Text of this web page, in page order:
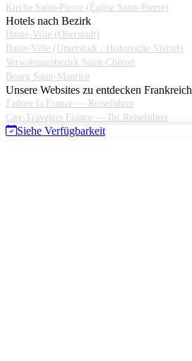
Kirche Saint-Pierre (Église Saint-Pierre)
Hotels nach Bezirk
Haute-Ville (Oberstadt)
Basse-Ville (Unterstadt / Historische Viertel)
Verwaltungsbezirk Saint-Chéron
Bourg Saint-Maurice
Unsere Websites zu entdecken Frankreich
J'adore la France — Reiseführer
City Travelers France — Ihr Reiseführer
Siehe Verfügbarkeit